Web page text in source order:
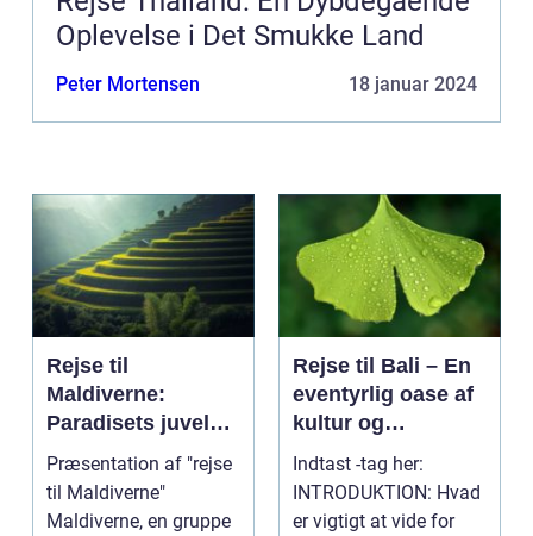
Oplevelse i Det Smukke Land
Peter Mortensen 18 januar 2024
Rejse til
Maldiverne:
Paradisets juveler
venter dig
Præsentation af "rejse
til Maldiverne"
Maldiverne, en gruppe
Rejse til Bali – En
eventyrlig oase af
kultur og
naturskønhed
Indtast -tag her:
INTRODUKTION: Hvad
er vigtigt at vide for